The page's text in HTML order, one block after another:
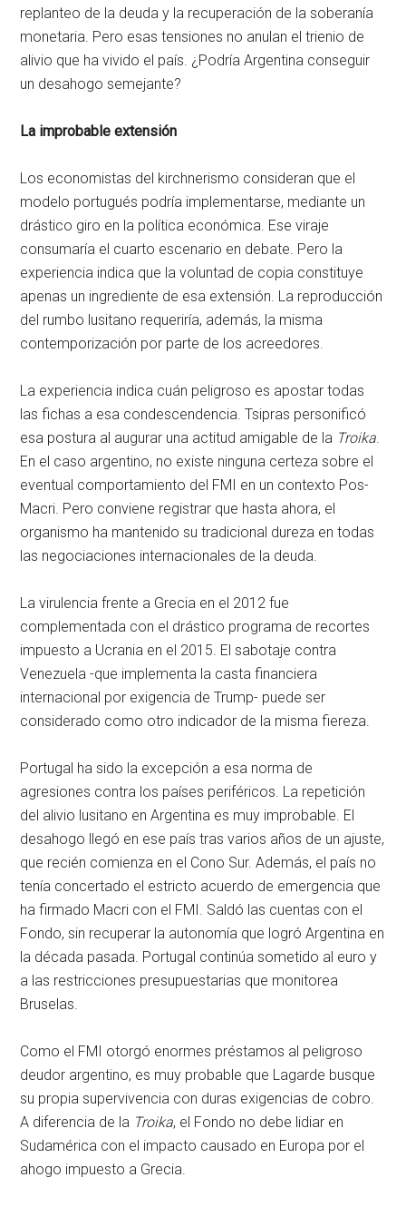
replanteo de la deuda y la recuperación de la soberanía
monetaria. Pero esas tensiones no anulan el trienio de
alivio que ha vivido el país. ¿Podría Argentina conseguir
un desahogo semejante?
La improbable extensión
Los economistas del kirchnerismo consideran que el
modelo portugués podría implementarse, mediante un
drástico giro en la política económica. Ese viraje
consumaría el cuarto escenario en debate. Pero la
experiencia indica que la voluntad de copia constituye
apenas un ingrediente de esa extensión. La reproducción
del rumbo lusitano requeriría, además, la misma
contemporización por parte de los acreedores.
La experiencia indica cuán peligroso es apostar todas
las fichas a esa condescendencia. Tsipras personificó
esa postura al augurar una actitud amigable de la Troika.
En el caso argentino, no existe ninguna certeza sobre el
eventual comportamiento del FMI en un contexto Pos-
Macri. Pero conviene registrar que hasta ahora, el
organismo ha mantenido su tradicional dureza en todas
las negociaciones internacionales de la deuda.
La virulencia frente a Grecia en el 2012 fue
complementada con el drástico programa de recortes
impuesto a Ucrania en el 2015. El sabotaje contra
Venezuela -que implementa la casta financiera
internacional por exigencia de Trump- puede ser
considerado como otro indicador de la misma fiereza.
Portugal ha sido la excepción a esa norma de
agresiones contra los países periféricos. La repetición
del alivio lusitano en Argentina es muy improbable. El
desahogo llegó en ese país tras varios años de un ajuste,
que recién comienza en el Cono Sur. Además, el país no
tenía concertado el estricto acuerdo de emergencia que
ha firmado Macri con el FMI. Saldó las cuentas con el
Fondo, sin recuperar la autonomía que logró Argentina en
la década pasada. Portugal continúa sometido al euro y
a las restricciones presupuestarias que monitorea
Bruselas.
Como el FMI otorgó enormes préstamos al peligroso
deudor argentino, es muy probable que Lagarde busque
su propia supervivencia con duras exigencias de cobro.
A diferencia de la Troika, el Fondo no debe lidiar en
Sudamérica con el impacto causado en Europa por el
ahogo impuesto a Grecia.